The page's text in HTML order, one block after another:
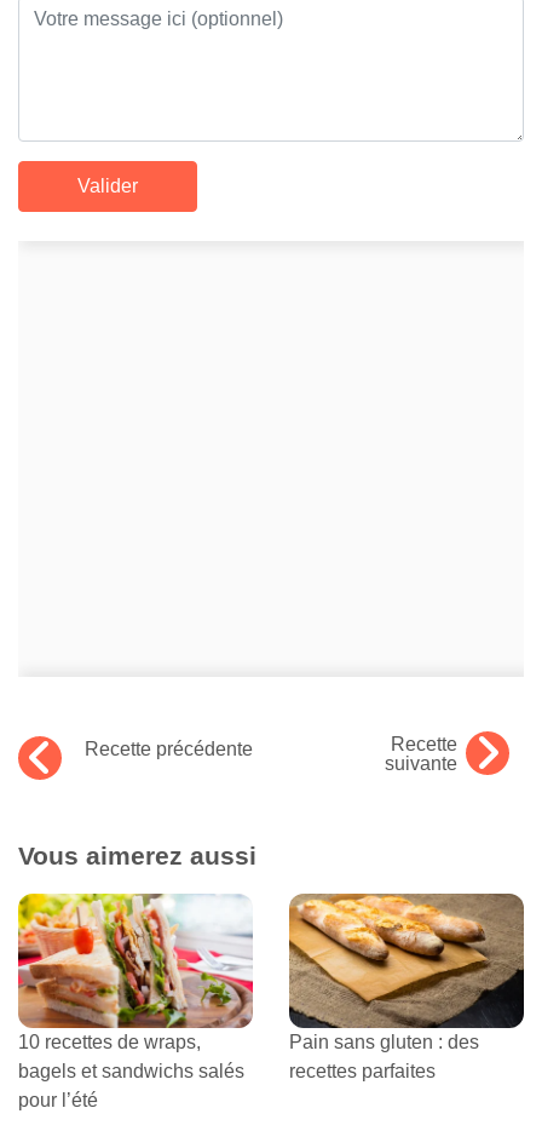
Recette précédente
Recette
suivante
Vous aimerez aussi
10 recettes de wraps,
bagels et sandwichs salés
pour l’été
Pain sans gluten : des
recettes parfaites